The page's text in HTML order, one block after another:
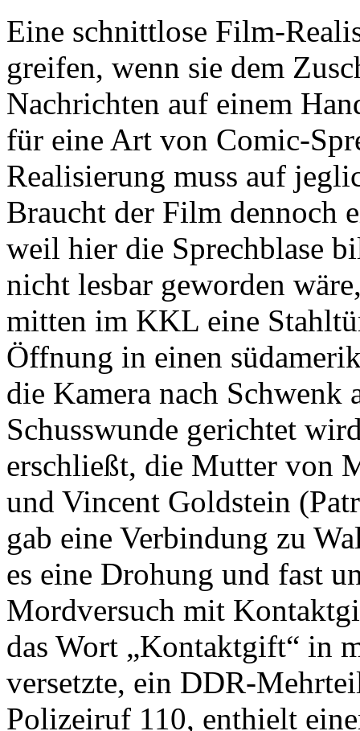
Eine schnittlose Film-
greifen, wenn sie dem
Nachrichten auf einem
für eine Art von Comic-
Realisierung muss auf
Braucht der Film dennoch
weil hier die Sprechblase
nicht lesbar geworden
mitten im KKL eine
Öffnung in einen
die Kamera nach
Schusswunde gerichtet
erschließt, die Mutter von
und Vincent Goldstein
gab eine Verbindung zu
es eine Drohung und fast
Mordversuch mit
das Wort „Kontaktgift“ in
versetzte, ein DDR-
Polizeiruf 110, enthielt